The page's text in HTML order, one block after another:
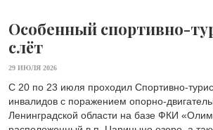
Особенный спортивно-
слёт
29 ИЮЛЯ 2026
С 20 по 23 июля проходил Спортивно-
инвалидов с поражением опорно-
Ленинградской области на базе ФКИ